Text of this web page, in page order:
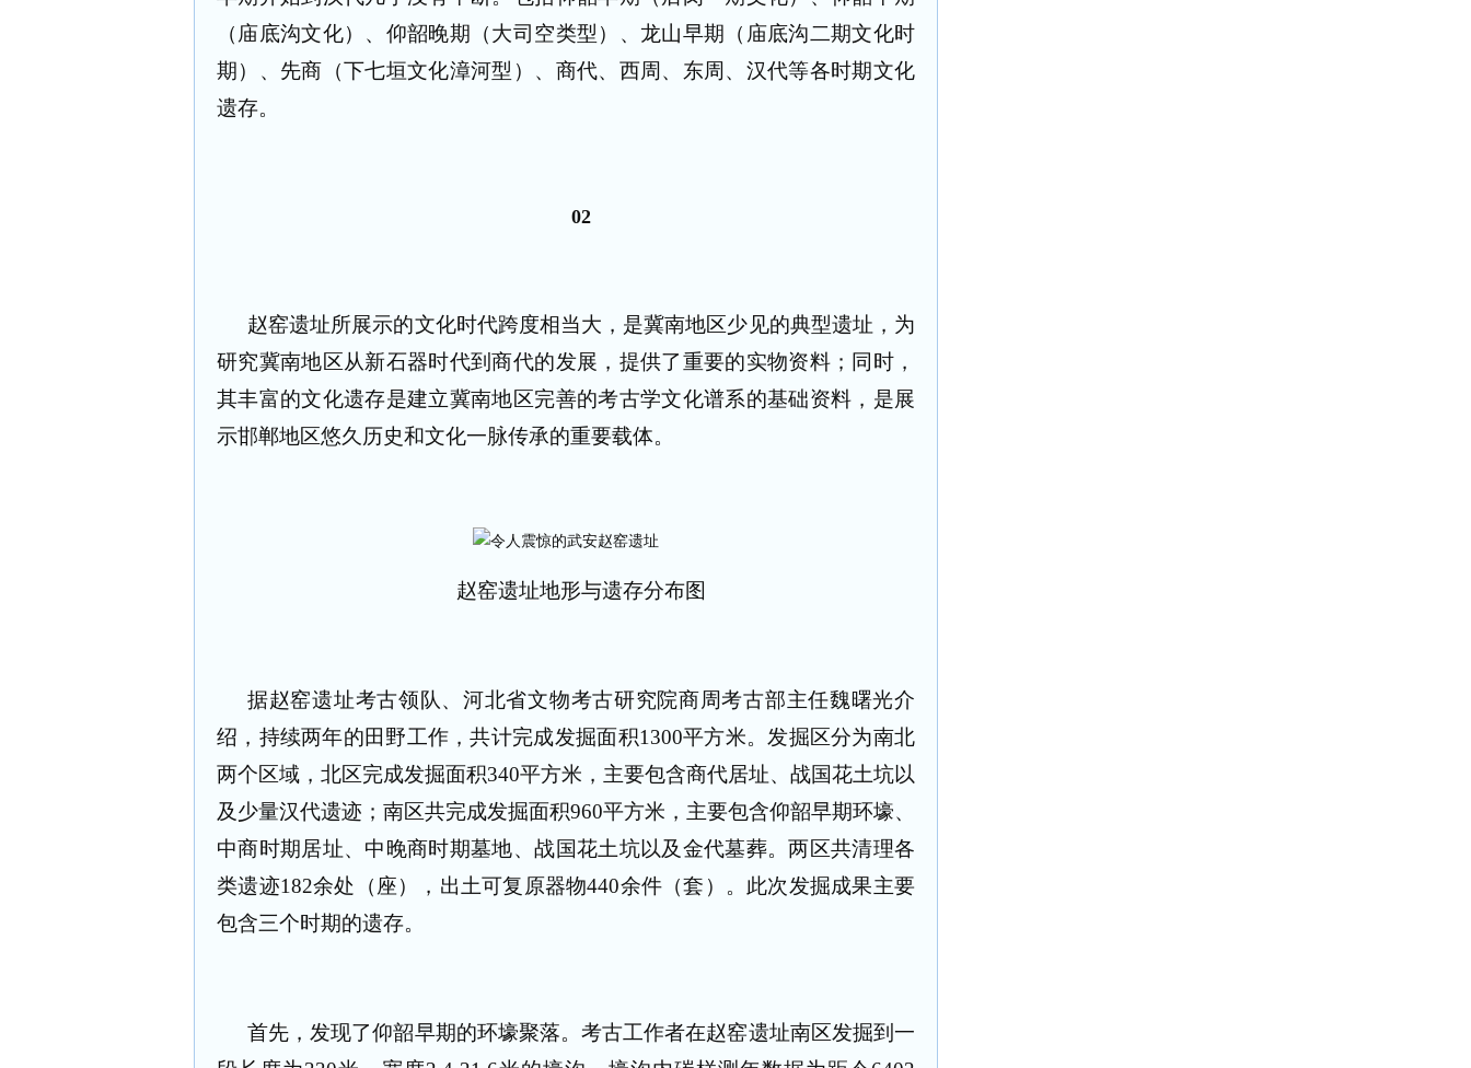
（庙底沟文化）、仰韶晚期（大司空类型）、龙山早期（庙底沟二期文化时
期）、先商（下七垣文化漳河型）、商代、西周、东周、汉代等各时期文化
遗存。
02
赵窑遗址所展示的文化时代跨度相当大，是冀南地区少见的典型遗址，为
研究冀南地区从新石器时代到商代的发展，提供了重要的实物资料；同时，
其丰富的文化遗存是建立冀南地区完善的考古学文化谱系的基础资料，是展
示邯郸地区悠久历史和文化一脉传承的重要载体。
赵窑遗址地形与遗存分布图
据赵窑遗址考古领队、河北省文物考古研究院商周考古部主任魏曙光介
绍，持续两年的田野工作，共计完成发掘面积1300平方米。发掘区分为南北
两个区域，北区完成发掘面积340平方米，主要包含商代居址、战国花土坑以
及少量汉代遗迹；南区共完成发掘面积960平方米，主要包含仰韶早期环壕、
中商时期居址、中晚商时期墓地、战国花土坑以及金代墓葬。两区共清理各
类遗迹182余处（座），出土可复原器物440余件（套）。此次发掘成果主要
包含三个时期的遗存。
首先，发现了仰韶早期的环壕聚落。考古工作者在赵窑遗址南区发掘到一